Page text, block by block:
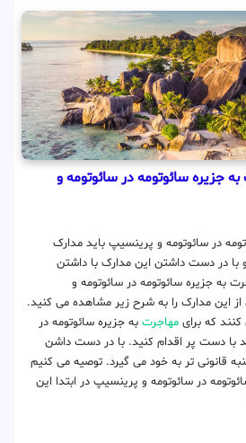
جزیره سائوتومه در سائوتومه و
در سائوتومه و پرینسیپ باید مدارک
و با در دست داشتن این مدارک با داشتن
جزیره سائوتومه در سائوتومه و
این مدارک را به شرح زیر مشاهده می کنید.
که برای مهاجرت به جزیره سائوتومه در
با دست پر اقدام کنید. با در دست داشن
قانونی تر به خود می گیرد. توصیه می کنیم
در سائوتومه و پرینسیپ در ابتدا این